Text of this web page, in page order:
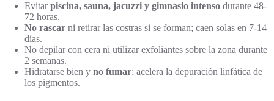
Evitarpiscina, sauna, jacuzzi y gimnasio intenso durante 48-
72 horas.
No rascar ni retirar las costras si se forman; caen solas en 7-14
días.
No depilar con cera ni utilizar exfoliantes sobre la zona durante
2 semanas.
Hidratarse bien y no fumar: acelera la depuración linfática de
los pigmentos.